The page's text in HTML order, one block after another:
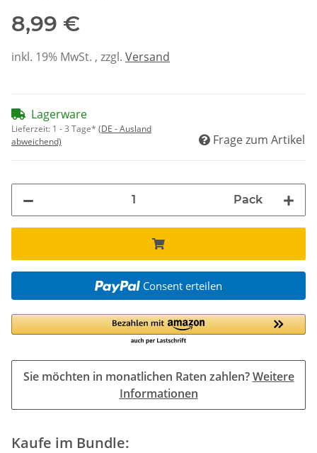
8,99 €
inkl. 19% MwSt. , zzgl. Versand
Lagerware
Lieferzeit: 1 - 3 Tage* (DE - Ausland
abweichend)
Frage zum Artikel
Pack
Consent erteilen
Sie möchten in monatlichen Raten zahlen?Weitere
Informationen
Kaufe im Bundle: